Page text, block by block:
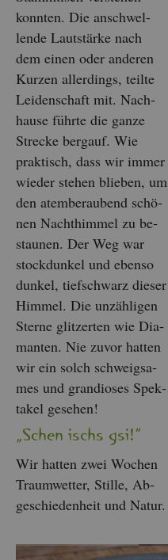
konn­ten. Die an­schwel­
len­de Laut­stär­ke nach
dem einen oder an­de­ren
Kur­zen al­ler­dings, teil­te
Lei­den­schaft mit. Nach­
hau­se führ­te die ganze
Stre­cke berg­auf. Wie
prak­tisch, dass wir immer
wie­der ste­hen blie­ben, um
den atem­be­rau­bend schö­
nen Nacht­him­mel zu be­
stau­nen. Der Weg war
stock­dun­kel und eben­so
dun­kel, tief­schwarz die­ser
Him­mel. Die un­zäh­li­gen
Ster­ne glit­zer­ten wie Dia­
man­ten. Nie zuvor hat­ten
wir ein solch schweig­sa­
mes und gran­dio­ses Spek­
ta­kel ge­se­hen!
„Schen ischs gsi!“
Wir hat­ten zwei Wo­chen
Traum­wet­ter, Stil­le, Ab­
ge­schie­den­heit und Natur.